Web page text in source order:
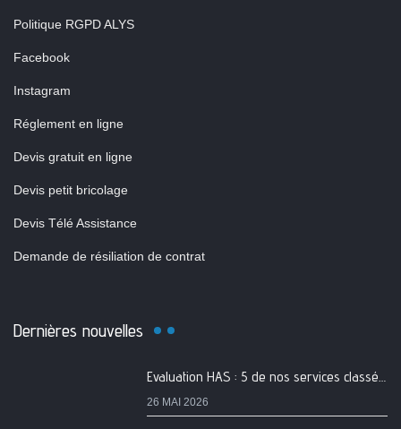
Politique RGPD ALYS
Facebook
Instagram
Réglement en ligne
Devis gratuit en ligne
Devis petit bricolage
Devis Télé Assistance
Demande de résiliation de contrat
Dernières nouvelles
Evaluation HAS : 5 de nos services classés A
26 MAI 2026